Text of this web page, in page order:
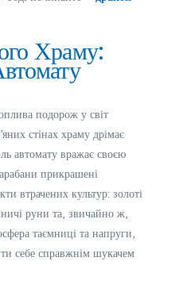
Храму:
подорож у світ
стінах храму дрімає
автомату вражає своєю
прикрашені
втрачених культур: золоті
руни та, звичайно ж,
таємниці та напруги,
себе справжнім шукачем